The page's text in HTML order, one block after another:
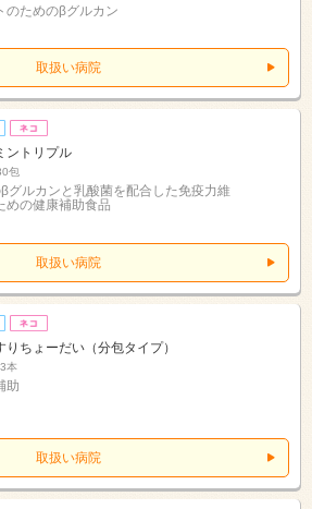
のためのβグルカン
取扱い病院
ントリプル
包
グルカンと乳酸菌を配合した免疫力維
めの健康補助食品
取扱い病院
りちょーだい（分包タイプ）
本
助
取扱い病院